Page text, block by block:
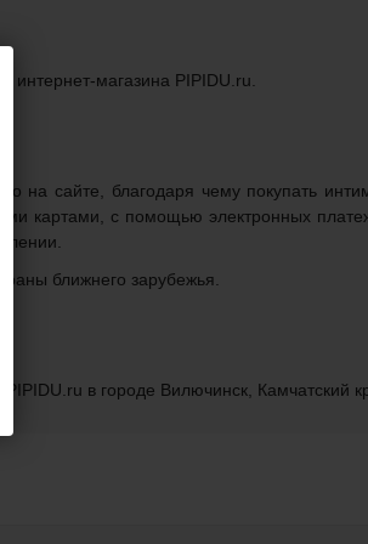
интернет-магазина PIPIDU.ru.
на сайте, благодаря чему покупать
картами, с помощью электронных
ближнего зарубежья.
в городе Вилючинск, Камчатский